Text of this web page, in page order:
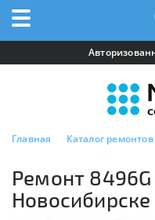
Главная Каталог ремонтов
Ремонт 8496G
Новосибирске